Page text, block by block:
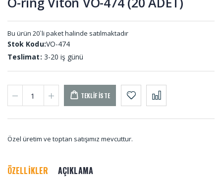
Bu ürün 20`li paket halinde satılmaktadır
Stok Kodu:VO-474
Teslimat: 3-20 iş günü
TEKLIF İSTE
Özel üretim ve toptan satışımız mevcuttur.
ÖZELLİKLER AÇIKLAMA
Lastiği 09-
819-B
Usturmaca